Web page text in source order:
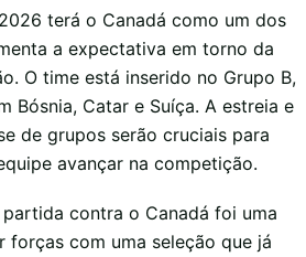
terá o Canadá como um dos
a expectativa em torno da
O time está inserido no Grupo B,
Bósnia, Catar e Suíça. A estreia e
de grupos serão cruciais para
avançar na competição.
contra o Canadá foi uma
com uma seleção que já